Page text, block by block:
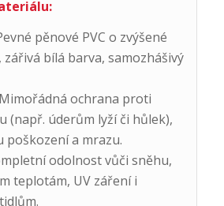
pěnové PVC o zvýšené
bílá barva, samozhášivý
ochrana proti
(např. úderům lyží či hůlek),
poškození a mrazu.
odolnost vůči sněhu,
teplotám, UV záření i